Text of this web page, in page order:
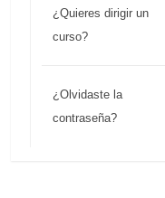
¿Quieres dirigir un
curso?
¿Olvidaste la
contraseña?